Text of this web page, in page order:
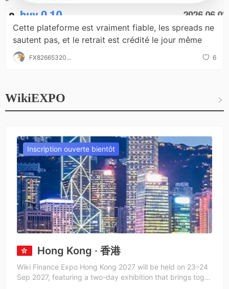
Cette plateforme est vraiment fiable, les spreads ne
sautent pas, et le retrait est crédité le jour même
FX826653203
6
WikiEXPO
Hong Kong · 香港
Wiki Finance Expo Hong Kong 2027 will be held on 23–24
Sep 2027, featuring a two-day exhibition that brings toget
Inscription ouverte bientôt